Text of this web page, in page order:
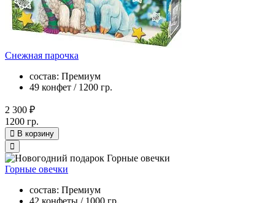
Снежная парочка
состав: Премиум
49 конфет / 1200 гр.
2 300 ₽
1200 гр.
В корзину
Горные овечки
состав: Премиум
42 конфеты / 1000 гр.